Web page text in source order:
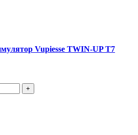
Vupiesse TWIN-UP T7
+